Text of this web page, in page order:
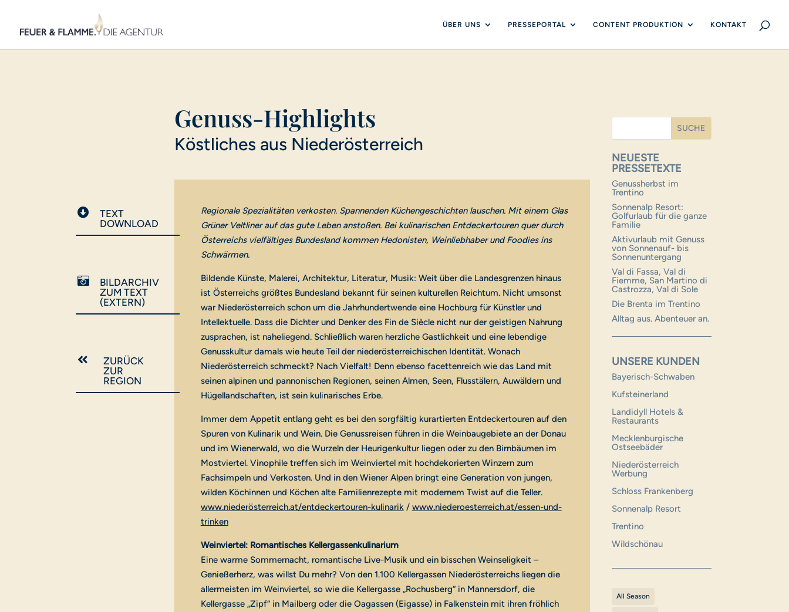
ÜBER UNS PRESSEPORTAL CONTENT PRODUKTION KONTAKT
Genuss-Highlights
Köstliches aus Niederösterreich

TEXT
DOWNLOAD

BILDARCHIV
ZUM TEXT
(EXTERN)

ZURÜCK
ZUR
REGION
Regionale Spezialitäten verkosten. Spannenden Küchengeschichten lauschen. Mit einem Glas
Grüner Veltliner auf das gute Leben anstoßen. Bei kulinarischen Entdeckertouren quer durch
Österreichs vielfältiges Bundesland kommen Hedonisten, Weinliebhaber und Foodies ins
Schwärmen.
Bildende Künste, Malerei, Architektur, Literatur, Musik: Weit über die Landesgrenzen hinaus
ist Österreichs größtes Bundesland bekannt für seinen kulturellen Reichtum. Nicht umsonst
war Niederösterreich schon um die Jahrhundertwende eine Hochburg für Künstler und
Intellektuelle. Dass die Dichter und Denker des Fin de Siècle nicht nur der geistigen Nahrung
zusprachen, ist naheliegend. Schließlich waren herzliche Gastlichkeit und eine lebendige
Genusskultur damals wie heute Teil der niederösterreichischen Identität. Wonach
Niederösterreich schmeckt? Nach Vielfalt! Denn ebenso facettenreich wie das Land mit
seinen alpinen und pannonischen Regionen, seinen Almen, Seen, Flusstälern, Auwäldern und
Hügellandschaften, ist sein kulinarisches Erbe.
Immer dem Appetit entlang geht es bei den sorgfältig kurartierten Entdeckertouren auf den
Spuren von Kulinarik und Wein. Die Genussreisen führen in die Weinbaugebiete an der Donau
und im Wienerwald, wo die Wurzeln der Heurigenkultur liegen oder zu den Birnbäumen im
Mostviertel. Vinophile treffen sich im Weinviertel mit hochdekorierten Winzern zum
Fachsimpeln und Verkosten. Und in den Wiener Alpen bringt eine Generation von jungen,
wilden Köchinnen und Köchen alte Familienrezepte mit modernem Twist auf die Teller.
www.niederösterreich.at/entdeckertouren-kulinarik/ www.niederoesterreich.at/essen-und-
trinken
Weinviertel: Romantisches Kellergassenkulinarium
Eine warme Sommernacht, romantische Live-Musik und ein bisschen Weinseligkeit –
Genießerherz, was willst Du mehr? Von den 1.100 Kellergassen Niederösterreichs liegen die
allermeisten im Weinviertel, so wie die Kellergasse „Rochusberg“ in Mannersdorf, die
Kellergasse „Zipf“ in Mailberg oder die Oagassen (Eigasse) in Falkenstein mit ihren fröhlich
NEUESTE
PRESSETEXTE
Genussherbst im
Trentino
Sonnenalp Resort:
Golfurlaub für die ganze
Familie
Aktivurlaub mit Genuss
von Sonnenauf- bis
Sonnenuntergang
Val di Fassa, Val di
Fiemme, San Martino di
Castrozza, Val di Sole
Die Brenta im Trentino
Alltag aus. Abenteuer an.
UNSERE KUNDEN
Bayerisch-Schwaben
Kufsteinerland
Landidyll Hotels &
Restaurants
Mecklenburgische
Ostseebäder
Niederösterreich
Werbung
Schloss Frankenberg
Sonnenalp Resort
Trentino
Wildschönau
All Season